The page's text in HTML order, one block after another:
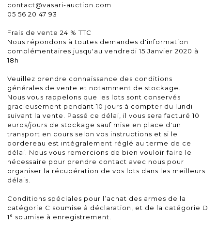
contact@vasari-auction.com
05 56 20 47 93
Frais de vente 24 % TTC
Nous répondons à toutes demandes d'information
complémentaires jusqu'au vendredi 15 Janvier 2020 à
18h
Veuillez prendre connaissance des conditions
générales de vente et notamment de stockage.
Nous vous rappelons que les lots sont conservés
gracieusement pendant 10 jours à compter du lundi
suivant la vente. Passé ce délai, il vous sera facturé 10
euros/jours de stockage sauf mise en place d'un
transport en cours selon vos instructions et si le
bordereau est intégralement réglé au terme de ce
délai. Nous vous remercions de bien vouloir faire le
nécessaire pour prendre contact avec nous pour
organiser la récupération de vos lots dans les meilleurs
délais.
Conditions spéciales pour l’achat des armes de la
catégorie C soumise à déclaration, et de la catégorie D
1° soumise à enregistrement.